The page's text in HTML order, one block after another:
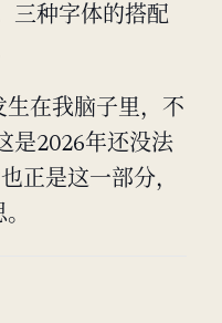
三种字体的搭配
生在我脑子里，不
是2026年还没法
正是这一部分，